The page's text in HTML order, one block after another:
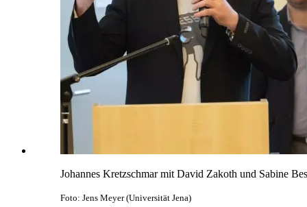
Johannes Kretzschmar mit David Zakoth und Sabine
Foto: Jens Meyer (Universität Jena)